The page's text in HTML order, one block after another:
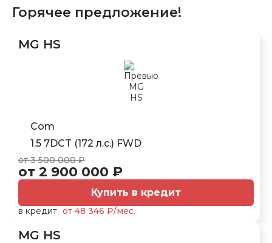
Горячее предложение!
MG HS
Com
1.5 7DCT (172 л.с.) FWD
от 3 500 000 ₽
от 2 900 000 ₽
Купить в кредит
в кредит от 48 346 ₽/мес.
MG HS